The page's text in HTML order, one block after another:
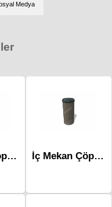
Medya
İç Mekan Çöp Kovaları-Mlk-315b